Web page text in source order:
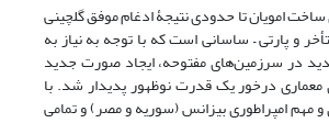
امویان تا حدودی نتیجۀ ادغام موفق گلچینی
و پارتی – ساسانی است که با توجه به نیاز به
در سرزمین‌های مفتوحه، ایجاد صورت جدید
معماری درخور یک قدرت نوظهور پدیدار شد. با
مهم امپراطوری بیزانس (سوریه و مصر) و تمامی